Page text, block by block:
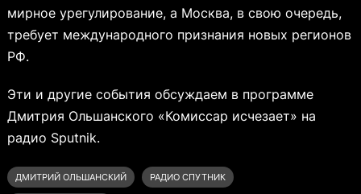
мирное урегулирование, а Москва, в свою очередь,
требует международного признания новых регионов
РФ.
Эти и другие события обсуждаем в программе
Дмитрия Ольшанского «Комиссар исчезает» на
радио Sputnik.
ДМИТРИЙ ОЛЬШАНСКИЙ РАДИО СПУТНИК